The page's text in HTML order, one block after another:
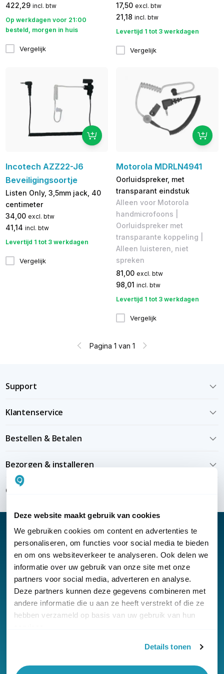
Deze website maakt gebruik van cookies
We gebruiken cookies om content en advertenties te
personaliseren, om functies voor social media te bieden
en om ons websiteverkeer te analyseren. Ook delen we
informatie over uw gebruik van onze site met onze
partners voor social media, adverteren en analyse.
Deze partners kunnen deze gegevens combineren met
andere informatie die u aan ze heeft verstrekt of die ze
hebben verzameld op basis van uw gebruik van hun
Details tonen
422,29 incl. btw
Op werkdagen voor 21:00
besteld, morgen in huis
Vergelijk
17,50 excl. btw
21,18 incl. btw
Levertijd 1 tot 3 werkdagen
Vergelijk
Incotech AZZ22-J6
Beveiligingsoortje
Listen Only, 3,5mm jack, 40
centimeter
34,00 excl. btw
41,14 incl. btw
Levertijd 1 tot 3 werkdagen
Vergelijk
Motorola MDRLN4941
Oorluidspreker, met
transparant eindstuk
Alleen voor Motorola
handmicrofoons |
Oorluidspreker met
transparante koppeling |
Alleen luisteren, niet
spreken
81,00 excl. btw
98,01 incl. btw
Levertijd 1 tot 3 werkdagen
Vergelijk
Pagina 1 van 1
Support
Klantenservice
Bestellen & Betalen
Bezorgen & installeren
Over KommaGo
Nieuwsbrief
Klantenservice